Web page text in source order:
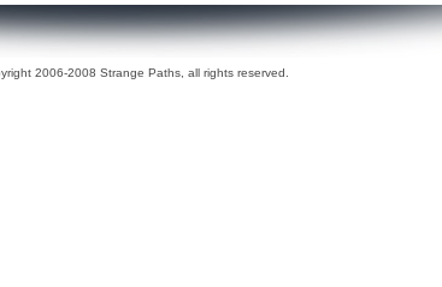
2006-2008 Strange Paths, all rights reserved.